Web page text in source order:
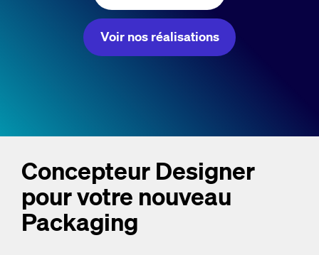
Voir nos réalisations
Concepteur Designer
pour votre nouveau
Packaging